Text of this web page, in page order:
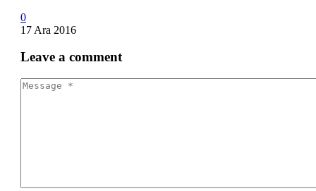
0
17 Ara 2016
Leave a comment